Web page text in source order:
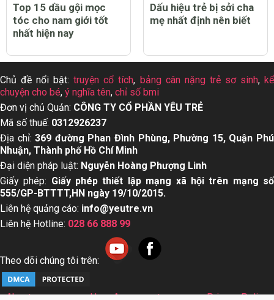
Top 15 dầu gội mọc
tóc cho nam giới tốt
nhất hiện nay
Dấu hiệu trẻ bị sởi cha
mẹ nhất định nên biết
Chủ đề nổi bật:truyện cổ tích, bảng cân nặng trẻ sơ sinh,kể
chuyện cho bé, ý nghĩa tên, chỉ số bmi
Đơn vị chủ Quản: CÔNG TY CỔ PHẦN YÊU TRẺ
Mã số thuế: 0312926237
Địa chỉ:369 đường Phan Đình Phùng, Phường 15, Quận Phú
Nhuận, Thành phố Hồ Chí Minh
Đại diện pháp luật: Nguyễn Hoàng Phượng Linh
Giấy phép: Giấy phép thiết lập mạng xã hội trên mạng số
555/GP-BTTTT,HN ngày 19/10/2015.
Liên hệ quảng cáo: info@yeutre.vn
Liên hệ Hotline: 028 66 888 99
Theo dõi chúng tôi trên:
About us User Agreement Privacy Policy